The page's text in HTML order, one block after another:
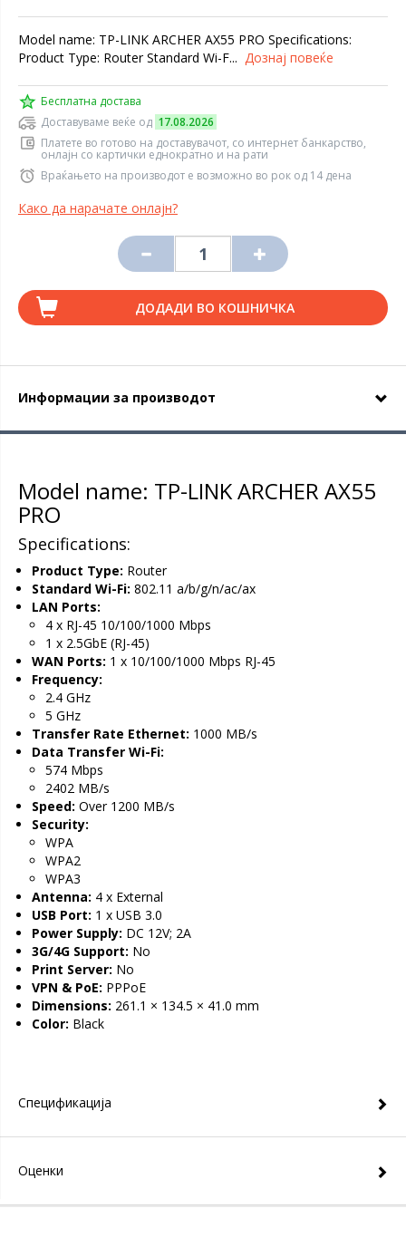
Model name: TP-LINK ARCHER AX55 PRO Specifications:
Product Type: Router Standard Wi-F... Дознај повеќе
Бесплатна достава
Доставуваме веќе од 17.08.2026
Платете во готово на доставувачот, со интернет банкарство,
онлајн со картички еднократно и на рати
Враќањето на производот е возможно во рок од 14 дена
Како да нарачате онлајн?
ДОДАДИ ВО КОШНИЧКА
Информации за производот
Model name: TP-LINK ARCHER AX55
PRO
Specifications:
Product Type: Router
Standard Wi-Fi: 802.11 a/b/g/n/ac/ax
LAN Ports:
4 x RJ-45 10/100/1000 Mbps
1 x 2.5GbE (RJ-45)
WAN Ports: 1 x 10/100/1000 Mbps RJ-45
Frequency:
2.4 GHz
5 GHz
Transfer Rate Ethernet: 1000 MB/s
Data Transfer Wi-Fi:
574 Mbps
2402 MB/s
Speed: Over 1200 MB/s
Security:
WPA
WPA2
WPA3
Antenna: 4 x External
USB Port: 1 x USB 3.0
Power Supply: DC 12V; 2A
3G/4G Support: No
Print Server: No
VPN & PoE: PPPoE
Dimensions: 261.1 × 134.5 × 41.0 mm
Color: Black
Спецификација
Оценки